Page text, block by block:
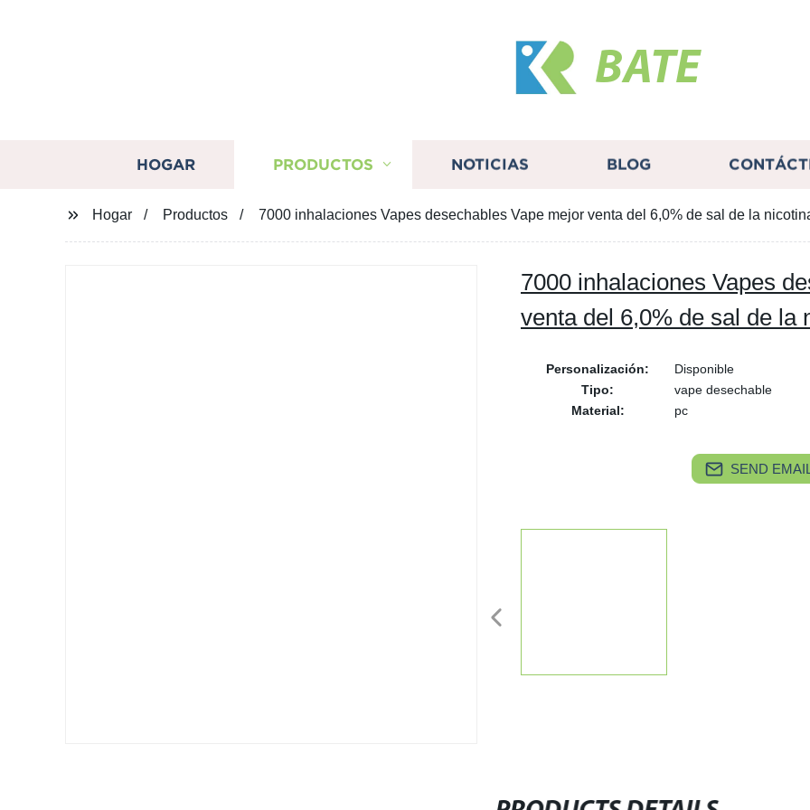
BATE
HOGAR PRODUCTOS NOTICIAS BLOG
Hogar Productos 7000 inhalaciones Vapes desechables Vape mejor venta del 6,0% de sal de la
7000 inhalaciones Vapes
venta del 6,0% de sal de la
Personalización:
Disponible
Tipo:
vape desechable
Material:
pc
SEND